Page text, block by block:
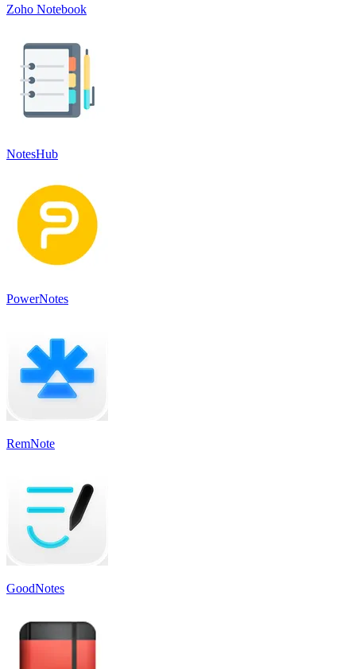
Zoho Notebook
NotesHub
PowerNotes
RemNote
GoodNotes